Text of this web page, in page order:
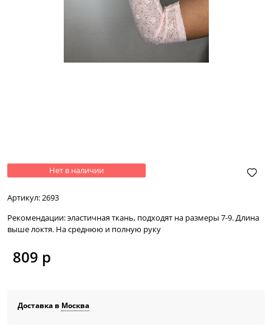
Нет в наличии
Артикул:2693
Рекомендации:эластичная ткань, подходят на размеры 7-9. Длина
выше локтя. На среднюю и полную руку
809 р
Доставка в Москва